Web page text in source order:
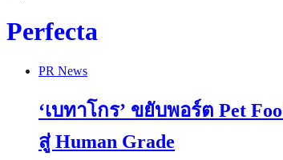
Perfecta
PR News
‘เบทาโกร’ ขยับพอร์ต Pet
สู่ Human Grade